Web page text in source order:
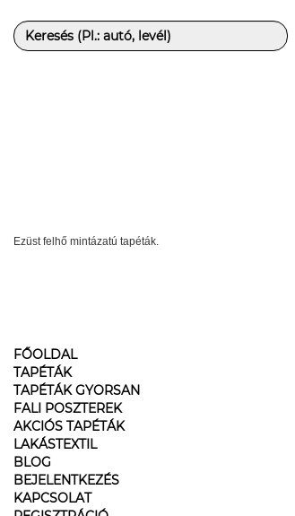
Ezüst felhő mintázatú tapéták.
FŐOLDAL
TAPÉTÁK
TAPÉTÁK GYORSAN
FALI POSZTEREK
AKCIÓS TAPÉTÁK
LAKÁSTEXTIL
BLOG
BEJELENTKEZÉS
KAPCSOLAT